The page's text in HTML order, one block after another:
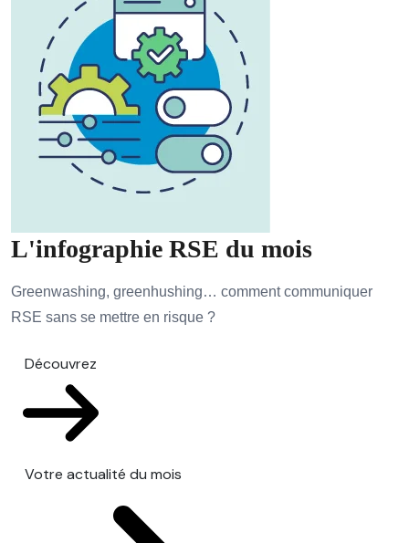
L'infographie RSE du mois
Greenwashing, greenhushing… comment communiquer
RSE sans se mettre en risque ?
Découvrez
Votre actualité du mois